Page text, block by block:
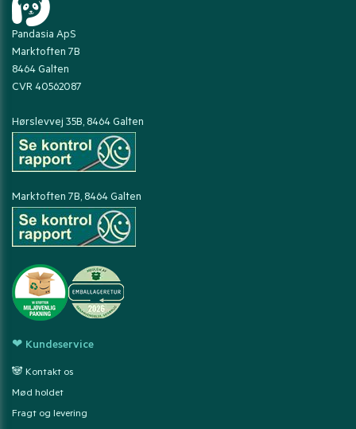
Pandasia ApS
Marktoften 7B
8464 Galten
CVR 40562087
Hørslevvej 35B, 8464 Galten
Marktoften 7B, 8464 Galten
❤ Kundeservice
🐼 Kontakt os
Mød holdet
Fragt og levering